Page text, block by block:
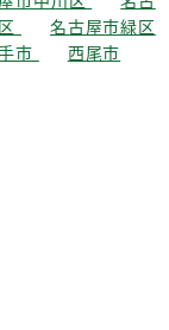
名古屋市緑区
市
西尾市